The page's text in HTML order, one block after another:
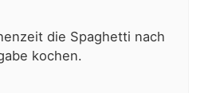
die Spaghetti nach
kochen.